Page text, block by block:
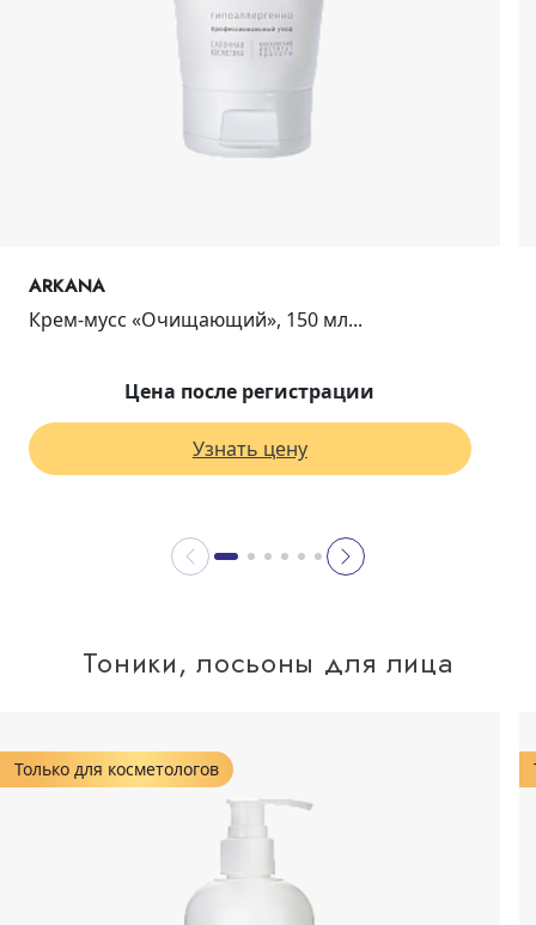
ARKANA
Крем-мусс «Очищающий», 150 мл...
Цена после регистрации
Узнать цену
Тоники, лосьоны для лица
Только для косметологов